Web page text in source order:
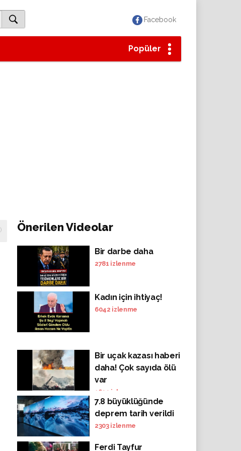
Facebook
Popüler
) Önerilen Videolar
Bir darbe daha
2781 izlenme
Kadın için ihtiyaç!
6042 izlenme
Bir uçak kazası haberi
daha! Çok sayıda ölü
var
1629 izlenme
7.8 büyüklüğünde
deprem tarih verildi
2303izlenme
Ferdi Tayfur